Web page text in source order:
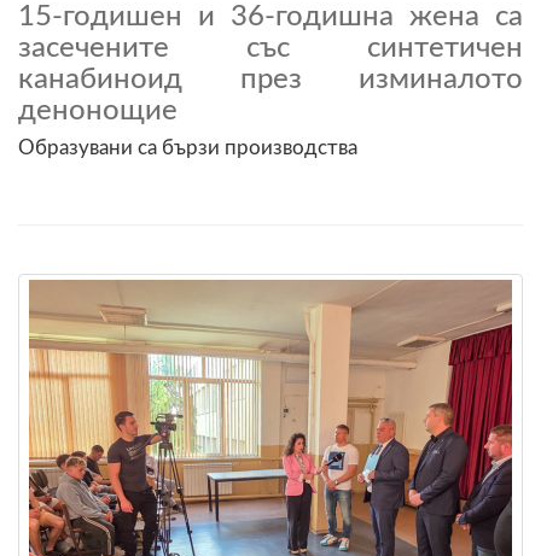
15-годишен и 36-годишна жена са
засечените със синтетичен
канабиноид през изминалото
денонощие
Образувани са бързи производства